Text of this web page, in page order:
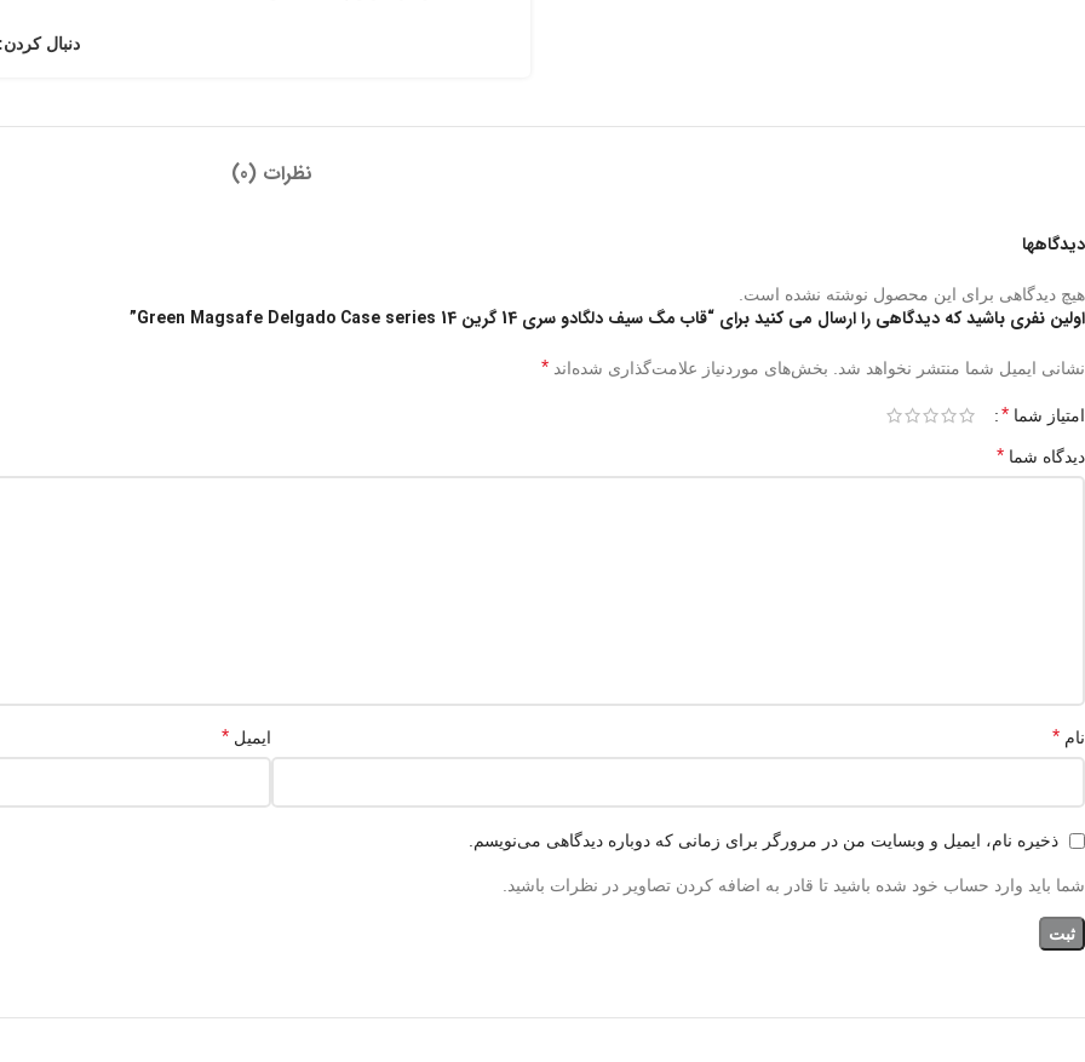
دنبال کردن:
نظرات (0)
دیدگاهها
هیچ دیدگاهی برای این محصول نوشته نشده است.
اولین نفری باشید که دیدگاهی را ارسال می کنید برای “قاب مگ سیف دلگادو سری 14 گرین Green Magsafe Delgado Case series 14”
نشانی ایمیل شما منتشر نخواهد شد. بخش‌های موردنیاز علامت‌گذاری شده‌اند *
امتیاز شما *
دیدگاه شما *
نام * ایمیل *
ذخیره نام، ایمیل و وبسایت من در مرورگر برای زمانی که دوباره دیدگاهی می‌نویسم.
شما باید وارد حساب خود شده باشید تا قادر به اضافه کردن تصاویر در نظرات باشید.